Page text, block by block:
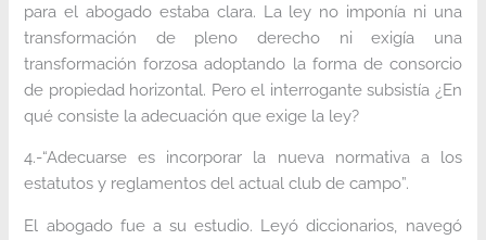
para el abogado estaba clara. La ley no imponía ni una
transformación de pleno derecho ni exigía una
transformación forzosa adoptando la forma de consorcio
de propiedad horizontal. Pero el interrogante subsistía ¿En
qué consiste la adecuación que exige la ley?
4.-“Adecuarse es incorporar la nueva normativa a los
estatutos y reglamentos del actual club de campo”.
El abogado fue a su estudio. Leyó diccionarios, navegó